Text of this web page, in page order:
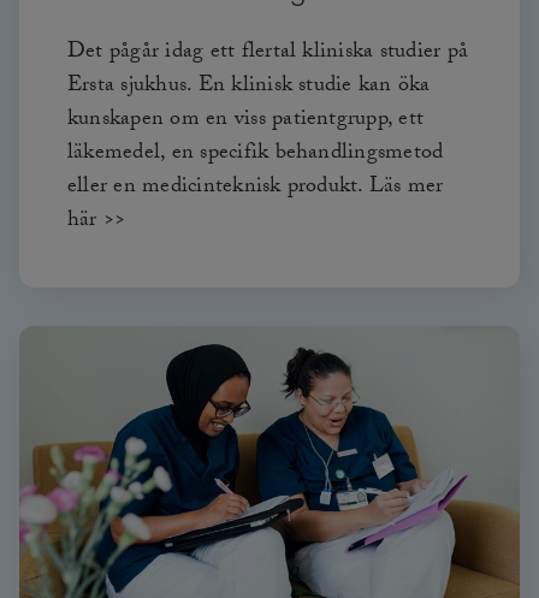
Det pågår idag ett flertal kliniska studier på
Ersta sjukhus. En klinisk studie kan öka
kunskapen om en viss patientgrupp, ett
läkemedel, en specifik behandlingsmetod
eller en medicinteknisk produkt. Läs mer
här >>